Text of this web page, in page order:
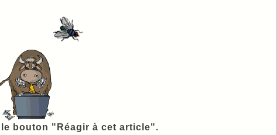
bouton "Réagir à cet article".